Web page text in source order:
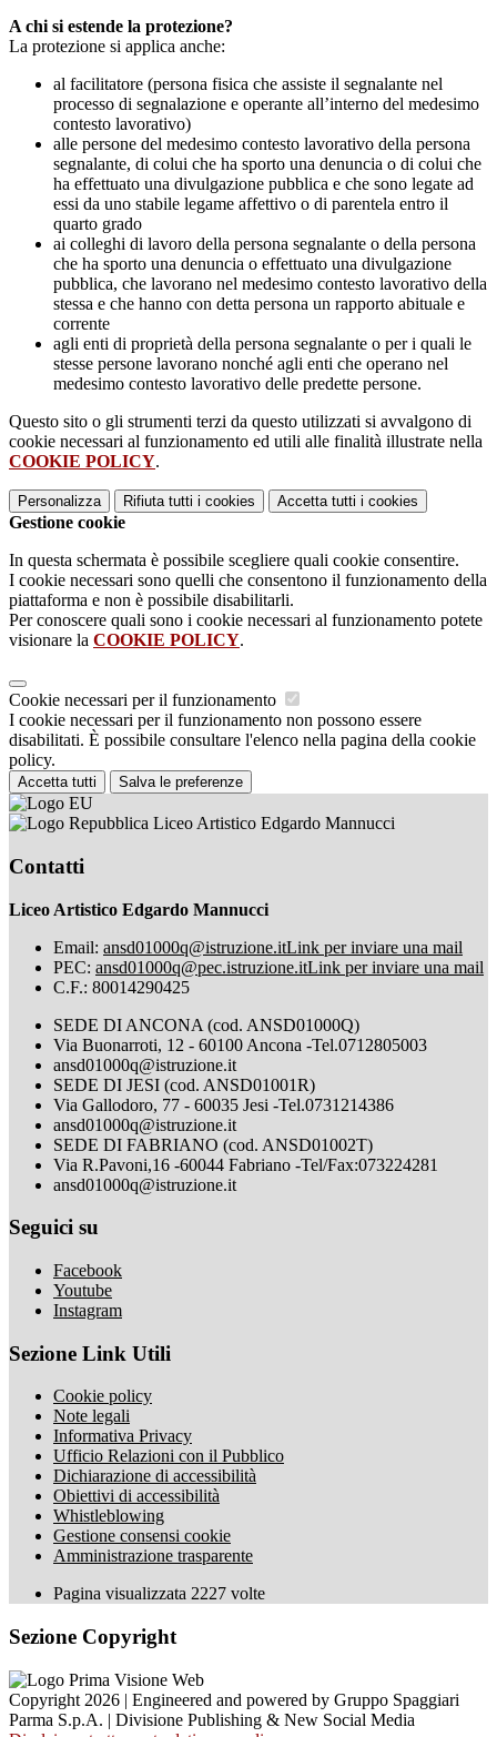
A chi si estende la protezione?
La protezione si applica anche:
al facilitatore (persona fisica che assiste il segnalante nel
processo di segnalazione e operante all’interno del medesimo
contesto lavorativo)
alle persone del medesimo contesto lavorativo della persona
segnalante, di colui che ha sporto una denuncia o di colui che
ha effettuato una divulgazione pubblica e che sono legate ad
essi da uno stabile legame affettivo o di parentela entro il
quarto grado
ai colleghi di lavoro della persona segnalante o della persona
che ha sporto una denuncia o effettuato una divulgazione
pubblica, che lavorano nel medesimo contesto lavorativo della
stessa e che hanno con detta persona un rapporto abituale e
corrente
agli enti di proprietà della persona segnalante o per i quali le
stesse persone lavorano nonché agli enti che operano nel
medesimo contesto lavorativo delle predette persone.
Questo sito o gli strumenti terzi da questo utilizzati si avvalgono di
cookie necessari al funzionamento ed utili alle finalità illustrate nella
COOKIE POLICY.
Personalizza Rifiuta tutti i cookies Accetta tutti i cookies
Gestione cookie
In questa schermata è possibile scegliere quali cookie consentire.
I cookie necessari sono quelli che consentono il funzionamento della
piattaforma e non è possibile disabilitarli.
Per conoscere quali sono i cookie necessari al funzionamento potete
visionare la COOKIE POLICY.
Cookie necessari per il funzionamento
I cookie necessari per il funzionamento non possono essere
disabilitati. È possibile consultare l'elenco nella pagina della cookie
policy.
Accetta tutti Salva le preferenze
Liceo Artistico Edgardo Mannucci
Contatti
Liceo Artistico Edgardo Mannucci
Email: ansd01000q@istruzione.itLink per inviare una mail
PEC: ansd01000q@pec.istruzione.itLink per inviare una mail
C.F.: 80014290425
SEDE DI ANCONA (cod. ANSD01000Q)
Via Buonarroti, 12 - 60100 Ancona -Tel.0712805003
ansd01000q@istruzione.it
SEDE DI JESI (cod. ANSD01001R)
Via Gallodoro, 77 - 60035 Jesi -Tel.0731214386
ansd01000q@istruzione.it
SEDE DI FABRIANO (cod. ANSD01002T)
Via R.Pavoni,16 -60044 Fabriano -Tel/Fax:073224281
ansd01000q@istruzione.it
Seguici su
Facebook
Youtube
Instagram
Sezione Link Utili
Cookie policy
Note legali
Informativa Privacy
Ufficio Relazioni con il Pubblico
Dichiarazione di accessibilità
Obiettivi di accessibilità
Whistleblowing
Gestione consensi cookie
Amministrazione trasparente
Pagina visualizzata 2227 volte
Sezione Copyright
Copyright 2026 | Engineered and powered by Gruppo Spaggiari
Parma S.p.A. | Divisione Publishing & New Social Media